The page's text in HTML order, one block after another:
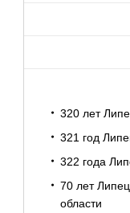
320 лет
321 год
322 года
70 лет
области